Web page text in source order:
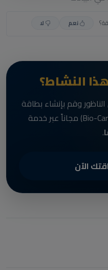
نعم لا
النشاط؟
وقم بإنشاء بطاقة
.
الآن